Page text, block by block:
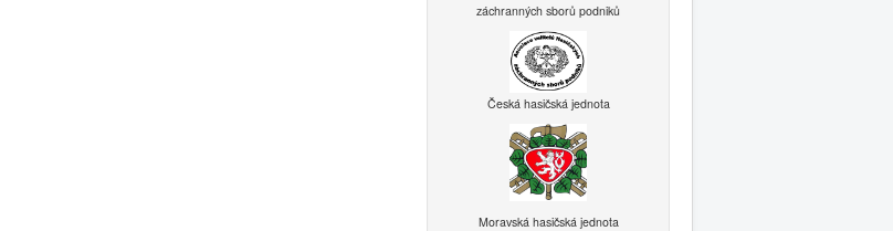
záchranných sborů podniků
Česká hasičská jednota
Moravská hasičská jednota